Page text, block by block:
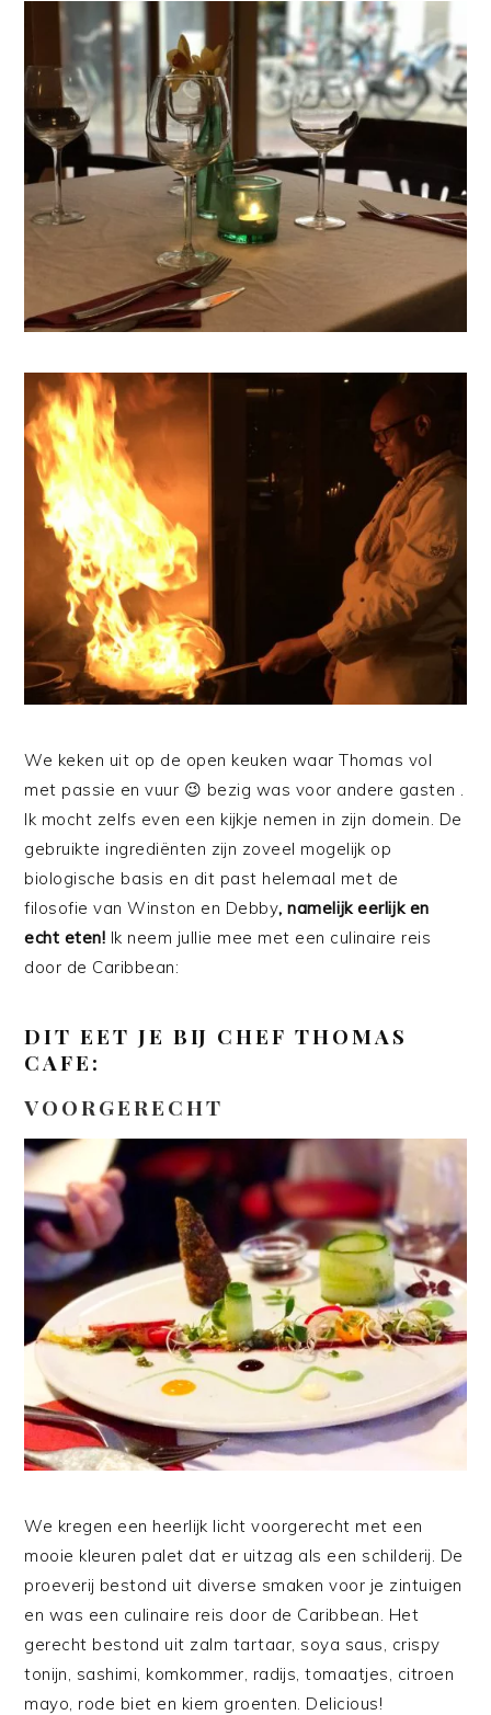
We keken uit op de open keuken waar Thomas vol
met passie en vuur 😉 bezig was voor andere gasten .
Ik mocht zelfs even een kijkje nemen in zijn domein. De
gebruikte ingrediënten zijn zoveel mogelijk op
biologische basis en dit past helemaal met de
filosofie van Winston en Debby, namelijk eerlijk en
echt eten! Ik neem jullie mee met een culinaire reis
door de Caribbean:
DIT EET JE BIJ CHEF THOMAS
CAFE:
VOORGERECHT
We kregen een heerlijk licht voorgerecht met een
mooie kleuren palet dat er uitzag als een schilderij. De
proeverij bestond uit diverse smaken voor je zintuigen
en was een culinaire reis door de Caribbean. Het
gerecht bestond uit zalm tartaar, soya saus, crispy
tonijn, sashimi, komkommer, radijs, tomaatjes, citroen
mayo, rode biet en kiem groenten. Delicious!